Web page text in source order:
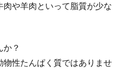
や羊肉といって脂質が少な
か？
性たんぱく質ではありませ